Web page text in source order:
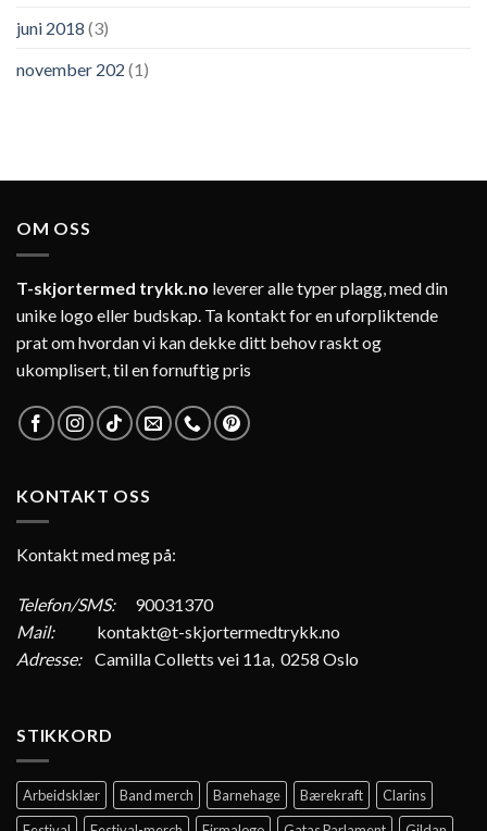
juni 2018 (3)
november 202 (1)
OM OSS
T-skjortermed trykk.no leverer alle typer plagg, med din
unike logo eller budskap. Ta kontakt for en uforpliktende
prat om hvordan vi kan dekke ditt behov raskt og
ukomplisert, til en fornuftig pris
KONTAKT OSS
Kontakt med meg på:
Telefon/SMS:
90031370
Mail:
kontakt@t-skjortermedtrykk.no
Adresse: Camilla Colletts vei 11a, 0258 Oslo
STIKKORD
Arbeidsklær Band merch Barnehage Bærekraft
Clarins